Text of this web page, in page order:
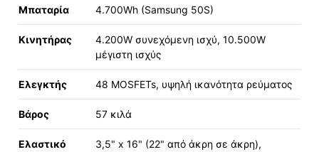
Μπαταρία 4.700Wh (Samsung 50S)
Κινητήρας
4.200W συνεχόμενη ισχύ, 10.500W
μέγιστη ισχύς
Ελεγκτής 48 MOSFETs, υψηλή ικανότητα ρεύματος
Βάρος 57 κιλά
Ελαστικό
3,5" x 16" (22" από άκρη σε άκρη),